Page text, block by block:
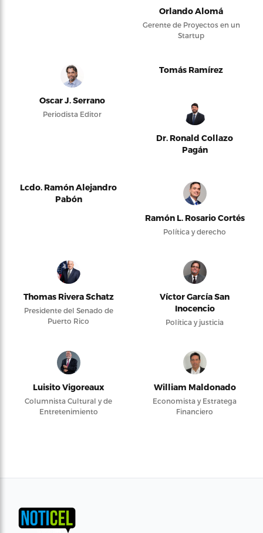
Orlando Alomá
Gerente de Proyectos en un
Startup
Oscar J. Serrano
Periodista Editor
Tomás Ramírez
Dr. Ronald Collazo
Pagán
Lcdo. Ramón Alejandro
Pabón
Ramón L. Rosario Cortés
Política y derecho
Thomas Rivera Schatz
Presidente del Senado de
Puerto Rico
Víctor García San
Inocencio
Política y justicia
Luisito Vigoreaux
Columnista Cultural y de
Entretenimiento
William Maldonado
Economista y Estratega
Financiero